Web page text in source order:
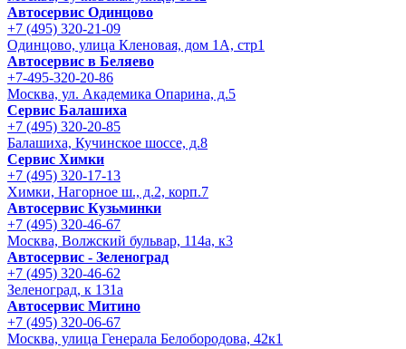
Автосервис Одинцово
+7 (495) 320-21-09
Одинцово, улица Кленовая, дом 1А, стр1
Автосервис в Беляево
+7-495-320-20-86
Москва, ул. Академика Опарина, д.5
Сервис Балашиха
+7 (495) 320-20-85
Балашиха, Кучинское шоссе, д.8
Сервис Химки
+7 (495) 320-17-13
Химки, Нагорное ш., д.2, корп.7
Автосервис Кузьминки
+7 (495) 320-46-67
Москва, Волжский бульвар, 114а, к3
Автосервис - Зеленоград
+7 (495) 320-46-62
Зеленоград, к 131а
Автосервис Митино
+7 (495) 320-06-67
Москва, улица Генерала Белобородова, 42к1